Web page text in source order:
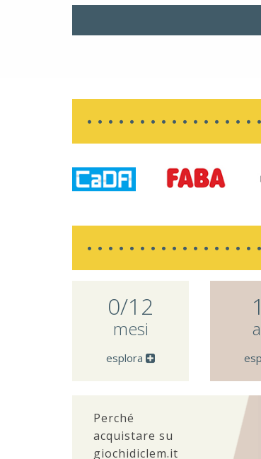
0/12
mesi
esplora
Perché
acquistare su
giochidiclem.it